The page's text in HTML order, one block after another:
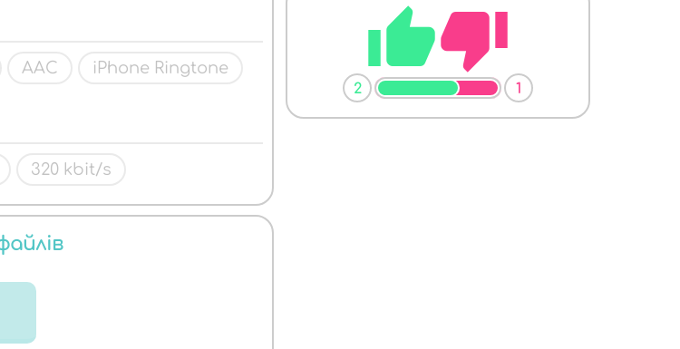
AAC iPhone Ringtone
320 kbit/s
thumb_upthumb_down
2 1